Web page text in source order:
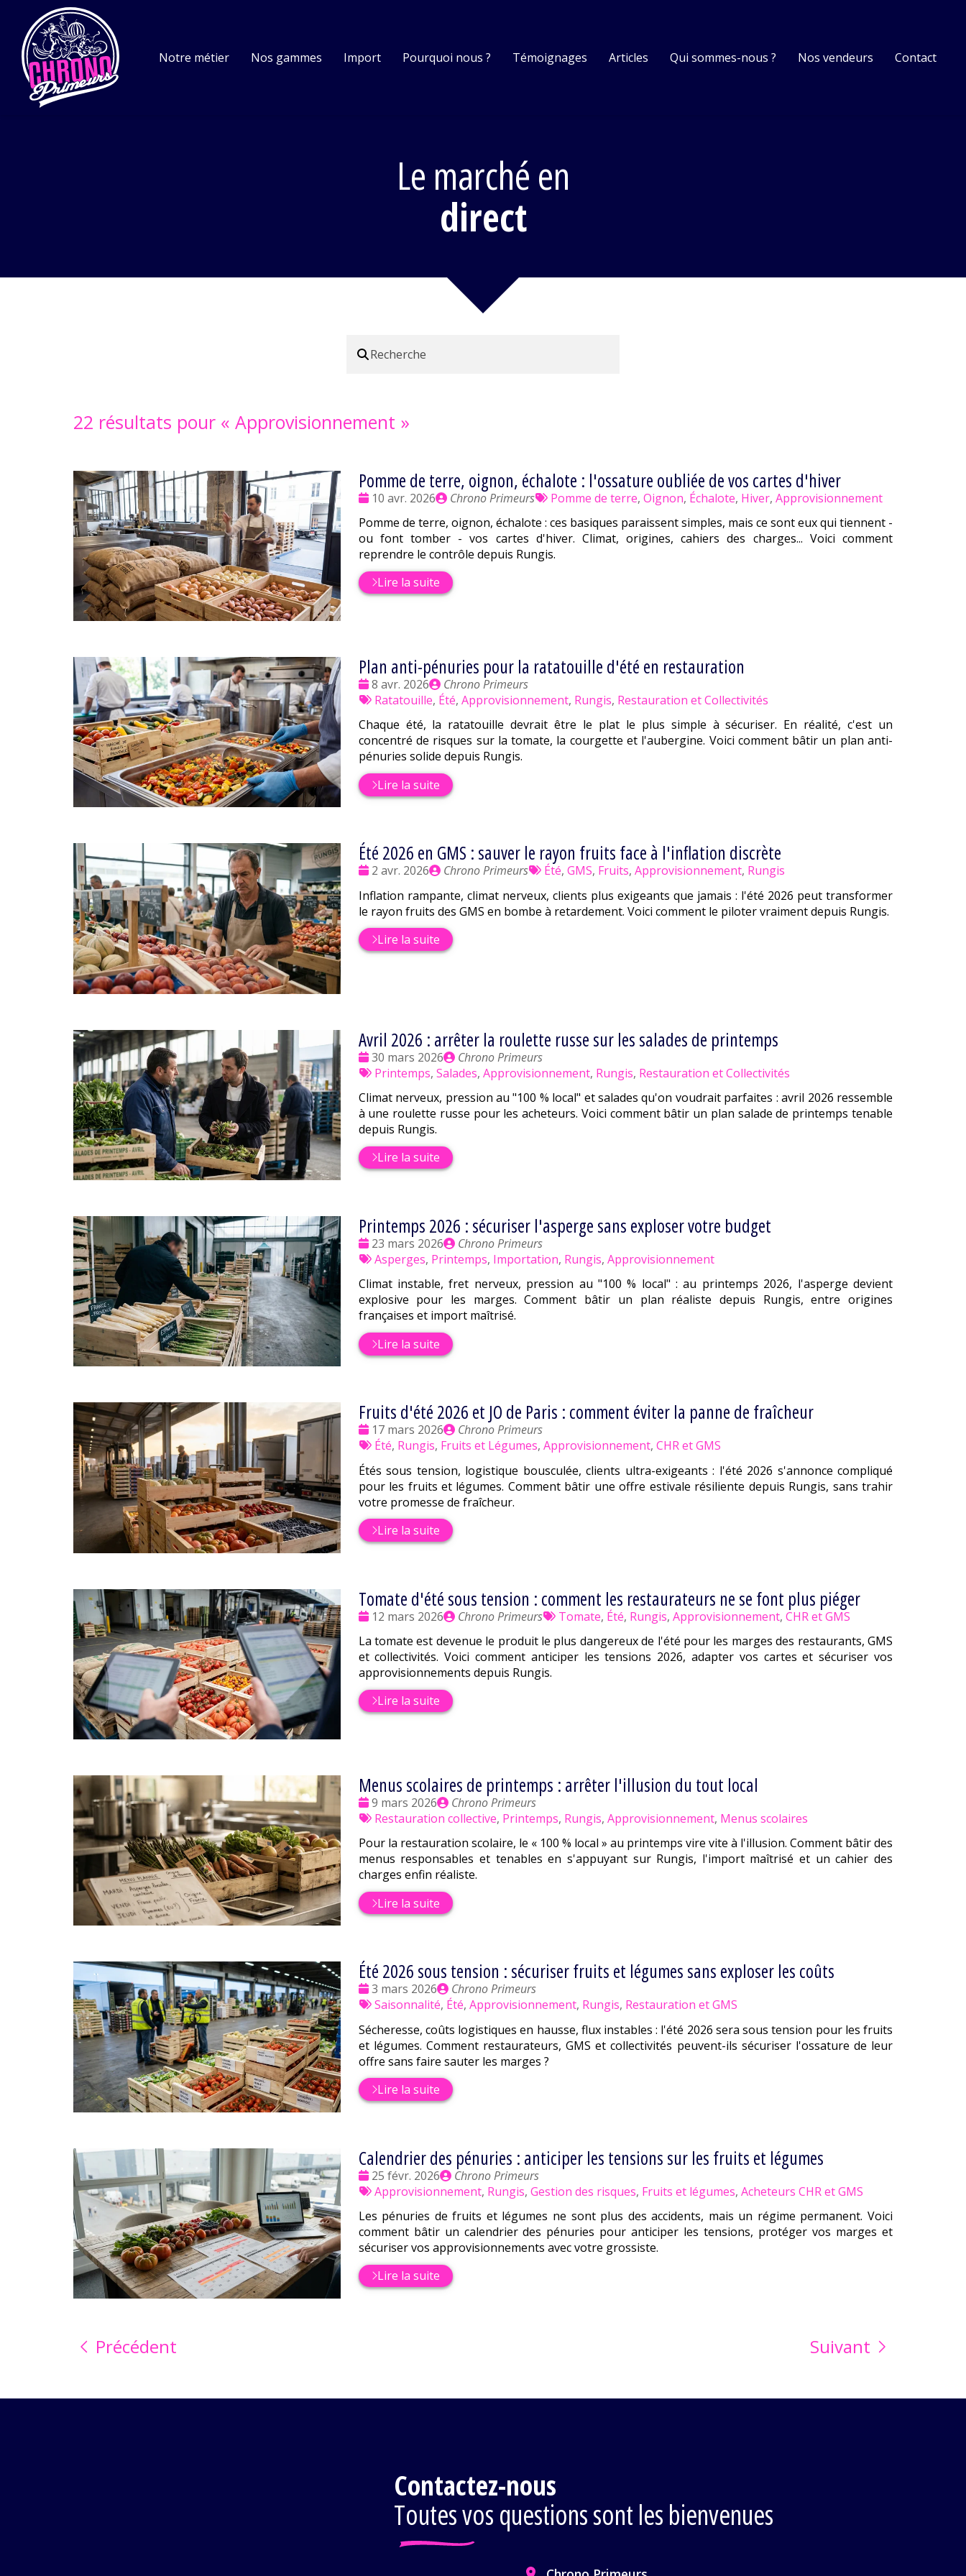
Notre métier Nos gammes Import Pourquoi nous ? Témoignages Articles Qui sommes-nous ? Nos vendeurs Contact
Le marché en
direct
22 résultats pour « Approvisionnement »
Pomme de terre, oignon, échalote : l'ossature oubliée de vos cartes d'hiver
Date
10 avr. 2026
Publié
Chrono Primeurs
Tags
Pomme de terre, Oignon, Échalote, Hiver, Approvisionnement
Pomme de terre, oignon, échalote : ces basiques paraissent simples, mais ce sont eux qui tiennent -
ou font tomber - vos cartes d'hiver. Climat, origines, cahiers des charges... Voici comment
reprendre le contrôle depuis Rungis.
Lire la suite
Plan anti-pénuries pour la ratatouille d'été en restauration
Date
:
8 avr. 2026
Publié
par
Chrono Primeurs
Tags
Ratatouille, Été, Approvisionnement, Rungis, Restauration et Collectivités
Chaque été, la ratatouille devrait être le plat le plus simple à sécuriser. En réalité, c'est un
concentré de risques sur la tomate, la courgette et l'aubergine. Voici comment bâtir un plan anti-
pénuries solide depuis Rungis.
Lire la suite
Été 2026 en GMS : sauver le rayon fruits face à l'inflation discrète
Date
2 avr. 2026
Publié
Chrono Primeurs
Tags
Été, GMS, Fruits, Approvisionnement, Rungis
Inflation rampante, climat nerveux, clients plus exigeants que jamais : l'été 2026 peut transformer
le rayon fruits des GMS en bombe à retardement. Voici comment le piloter vraiment depuis Rungis.
Lire la suite
Avril 2026 : arrêter la roulette russe sur les salades de printemps
Date
:
30 mars 2026
Publié
par
Chrono Primeurs
Tags
Printemps, Salades, Approvisionnement, Rungis, Restauration et Collectivités
Climat nerveux, pression au "100 % local" et salades qu'on voudrait parfaites : avril 2026 ressemble
à une roulette russe pour les acheteurs. Voici comment bâtir un plan salade de printemps tenable
depuis Rungis.
Lire la suite
Printemps 2026 : sécuriser l'asperge sans exploser votre budget
Date
:
23 mars 2026
Publié
par
Chrono Primeurs
Tags
Asperges, Printemps, Importation, Rungis, Approvisionnement
Climat instable, fret nerveux, pression au "100 % local" : au printemps 2026, l'asperge devient
explosive pour les marges. Comment bâtir un plan réaliste depuis Rungis, entre origines
françaises et import maîtrisé.
Lire la suite
Fruits d'été 2026 et JO de Paris : comment éviter la panne de fraîcheur
Date
:
17 mars 2026
Publié
par
Chrono Primeurs
Tags
Été, Rungis, Fruits et Légumes, Approvisionnement, CHR et GMS
Étés sous tension, logistique bousculée, clients ultra-exigeants : l'été 2026 s'annonce compliqué
pour les fruits et légumes. Comment bâtir une offre estivale résiliente depuis Rungis, sans trahir
votre promesse de fraîcheur.
Lire la suite
Tomate d'été sous tension : comment les restaurateurs ne se font plus piéger
Date
12 mars 2026
Publié
Chrono Primeurs
Tags
Tomate, Été, Rungis, Approvisionnement, CHR et GMS
La tomate est devenue le produit le plus dangereux de l'été pour les marges des restaurants, GMS
et collectivités. Voici comment anticiper les tensions 2026, adapter vos cartes et sécuriser vos
approvisionnements depuis Rungis.
Lire la suite
Menus scolaires de printemps : arrêter l'illusion du tout local
Date
:
9 mars 2026
Publié
par
Chrono Primeurs
Tags
Restauration collective, Printemps, Rungis, Approvisionnement, Menus scolaires
Pour la restauration scolaire, le « 100 % local » au printemps vire vite à l'illusion. Comment bâtir des
menus responsables et tenables en s'appuyant sur Rungis, l'import maîtrisé et un cahier des
charges enfin réaliste.
Lire la suite
Été 2026 sous tension : sécuriser fruits et légumes sans exploser les coûts
Date
:
3 mars 2026
Publié
par
Chrono Primeurs
Tags
Saisonnalité, Été, Approvisionnement, Rungis, Restauration et GMS
Sécheresse, coûts logistiques en hausse, flux instables : l'été 2026 sera sous tension pour les fruits
et légumes. Comment restaurateurs, GMS et collectivités peuvent-ils sécuriser l'ossature de leur
offre sans faire sauter les marges ?
Lire la suite
Calendrier des pénuries : anticiper les tensions sur les fruits et légumes
Date
:
25 févr. 2026
Publié
par
Chrono Primeurs
Tags
Approvisionnement, Rungis, Gestion des risques, Fruits et légumes, Acheteurs CHR et GMS
Les pénuries de fruits et légumes ne sont plus des accidents, mais un régime permanent. Voici
comment bâtir un calendrier des pénuries pour anticiper les tensions, protéger vos marges et
sécuriser vos approvisionnements avec votre grossiste.
Lire la suite
Précédent Suivant
Contactez-nous
Toutes vos questions sont les bienvenues